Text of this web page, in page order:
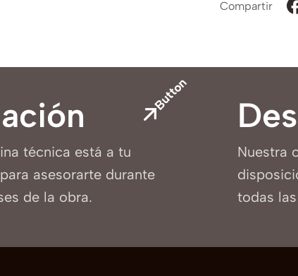
Compartir
Button
técnica está a tu
asesorarte durante
de la obra.
Nuestra
todas